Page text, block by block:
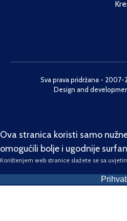
Sva prava pridržana - 2007-
Design and
Ova stranica koristi samo
omogućili bolje i ugodnije
Korištenjem web stranice slažete se sa